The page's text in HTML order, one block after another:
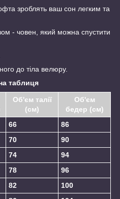
зроблять ваш сон легким та
- човен, який можна спустити
до тіла велюру.
таблиця
Об'єм талії
(см)
Об'єм
бедер (см)
66
86
70
90
74
94
78
96
82
100